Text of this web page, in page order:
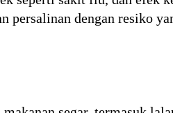
persalinan dengan resiko